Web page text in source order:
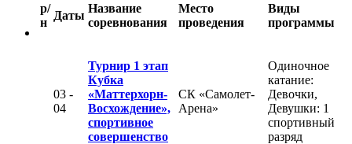
р/
н
Даты
Название
соревнования
Место
проведения
Виды
программы
03 -
04
Турнир 1 этап
Кубка
«Маттерхорн-
Восхождение»,
спортивное
совершенство
СК «Самолет-
Арена»
Одиночное
катание:
Девочки,
Девушки: 1
спортивный
разряд